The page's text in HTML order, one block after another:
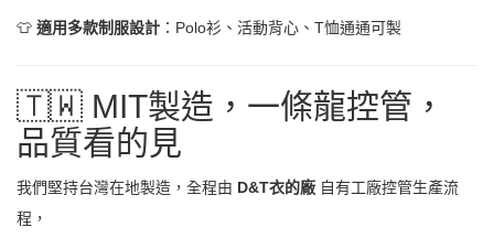
👕 適用多款制服設計 ：Polo衫、活動背心、T恤通通可製
🇹🇼 MIT製造，一條龍控管，
品質看的見
我們堅持台灣在地製造，全程由 D&T衣的廠 自有工廠控管生產流
程，